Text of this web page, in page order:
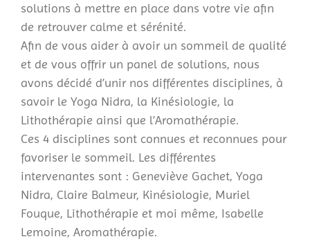
solutions à mettre en place dans votre vie afin
de retrouver calme et sérénité.
Afin de vous aider à avoir un sommeil de qualité
et de vous offrir un panel de solutions, nous
avons décidé d’unir nos différentes disciplines, à
savoir le Yoga Nidra, la Kinésiologie, la
Lithothérapie ainsi que l’Aromathérapie.
Ces 4 disciplines sont connues et reconnues pour
favoriser le sommeil. Les différentes
intervenantes sont : Geneviève Gachet, Yoga
Nidra, Claire Balmeur, Kinésiologie, Muriel
Fouque, Lithothérapie et moi même, Isabelle
Lemoine, Aromathérapie.